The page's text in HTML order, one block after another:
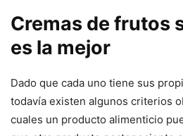
Cremas de frutos
es la mejor
Dado que cada uno tiene sus
todavía existen algunos criterios
cuales un producto alimenticio